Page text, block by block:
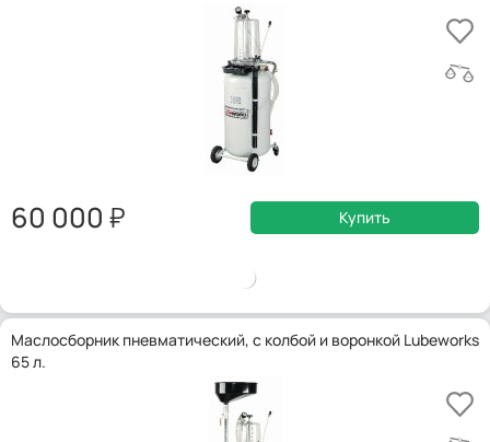
60 000 Купить
Маслосборник пневматический, с колбой и воронкой Lubeworks
65 л.